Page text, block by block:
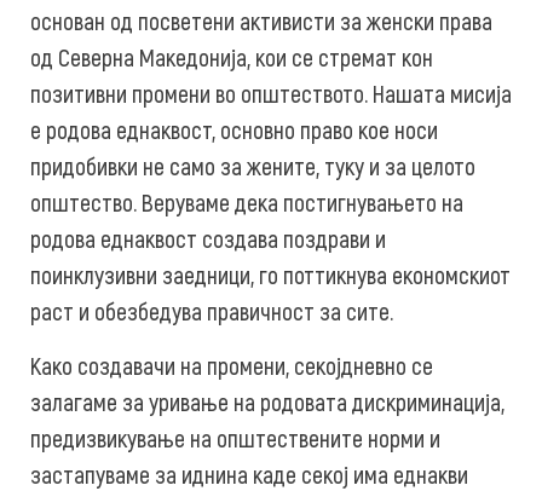
основан од посветени активисти за женски права
од Северна Македонија, кои се стремат кон
позитивни промени во општеството. Нашата мисија
е родова еднаквост, основно право кое носи
придобивки не само за жените, туку и за целото
општество. Веруваме дека постигнувањето на
родова еднаквост создава поздрави и
поинклузивни заедници, го поттикнува економскиот
раст и обезбедува правичност за сите.
Како создавачи на промени, секојдневно се
залагаме за уривање на родовата дискриминација,
предизвикување на општествените норми и
застапуваме за иднина каде секој има еднакви